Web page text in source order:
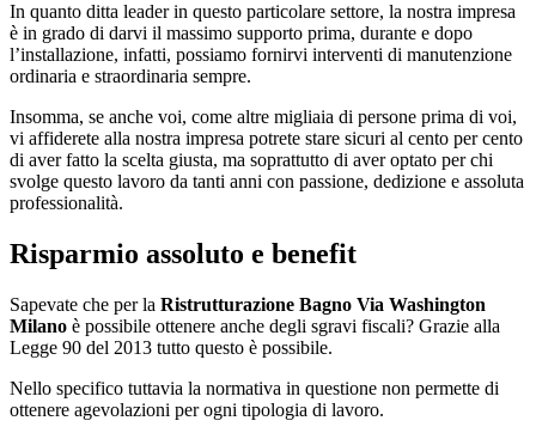
In quanto ditta leader in questo particolare settore, la nostra impresa
è in grado di darvi il massimo supporto prima, durante e dopo
l’installazione, infatti, possiamo fornirvi interventi di manutenzione
ordinaria e straordinaria sempre.
Insomma, se anche voi, come altre migliaia di persone prima di voi,
vi affiderete alla nostra impresa potrete stare sicuri al cento per cento
di aver fatto la scelta giusta, ma soprattutto di aver optato per chi
svolge questo lavoro da tanti anni con passione, dedizione e assoluta
professionalità.
Risparmio assoluto e benefit
Sapevate che per la Ristrutturazione Bagno Via Washington
Milano è possibile ottenere anche degli sgravi fiscali? Grazie alla
Legge 90 del 2013 tutto questo è possibile.
Nello specifico tuttavia la normativa in questione non permette di
ottenere agevolazioni per ogni tipologia di lavoro.